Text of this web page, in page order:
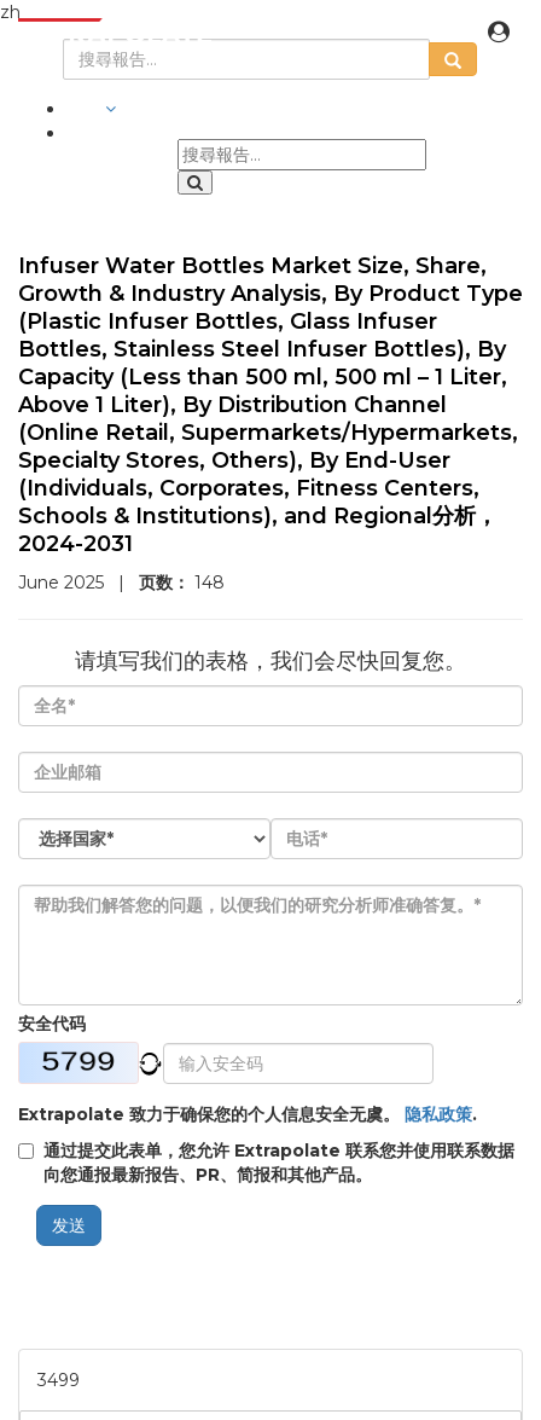
zh
Infuser Water Bottles Market Size, Share,
Growth & Industry Analysis, By Product Type
(Plastic Infuser Bottles, Glass Infuser
Bottles, Stainless Steel Infuser Bottles), By
Capacity (Less than 500 ml, 500 ml – 1 Liter,
Above 1 Liter), By Distribution Channel
(Online Retail, Supermarkets/Hypermarkets,
Specialty Stores, Others), By End-User
(Individuals, Corporates, Fitness Centers,
Schools & Institutions), and Regional分析，
2024-2031
June 2025 | 页数： 148
请填写我们的表格，我们会尽快回复您。
安全代码
Extrapolate 致力于确保您的个人信息安全无虞。 隐私政策.
通过提交此表单，您允许 Extrapolate 联系您并使用联系数据
向您通报最新报告、PR、简报和其他产品。
发送
3499